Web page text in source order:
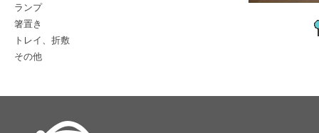
ランプ
箸置き
トレイ、折敷
その他